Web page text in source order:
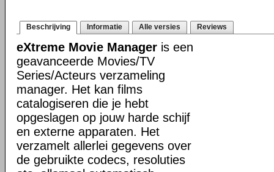
Beschrijving Informatie Alle versies Reviews
eXtreme Movie Manager is een
geavanceerde Movies/TV
Series/Acteurs verzameling
manager. Het kan films
catalogiseren die je hebt
opgeslagen op jouw harde schijf
en externe apparaten. Het
verzamelt allerlei gegevens over
de gebruikte codecs, resoluties